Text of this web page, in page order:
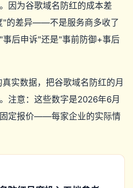
因为谷歌域名防红的成本差
"的差异——不是服务商多收了
后申诉"还是"事前防御+事后
实数据，把谷歌域名防红的月
注意：这些数字是2026年6月
定报价——每家企业的实际情